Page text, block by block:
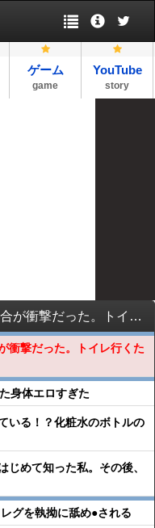
ゲーム
game
YouTube
story
会社にいた女の先輩のぶりっ子具合が衝撃だった。トイレ行くたび横の男の先輩に・・・
衝撃だった。トイレ行くた
身体エロすぎた
いる！？化粧水のボトルの
めて知った私。その後、
グを執拗に舐め●︎される